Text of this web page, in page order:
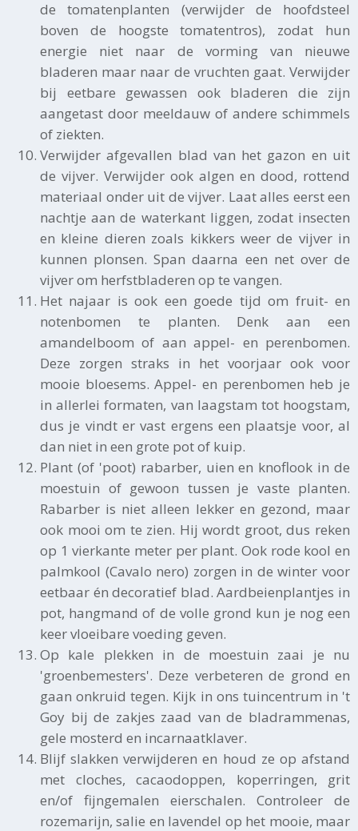
de tomatenplanten (verwijder de hoofdsteel
boven de hoogste tomatentros), zodat hun
energie niet naar de vorming van nieuwe
bladeren maar naar de vruchten gaat. Verwijder
bij eetbare gewassen ook bladeren die zijn
aangetast door meeldauw of andere schimmels
of ziekten.
Verwijder afgevallen blad van het gazon en uit
de vijver. Verwijder ook algen en dood, rottend
materiaal onder uit de vijver. Laat alles eerst een
nachtje aan de waterkant liggen, zodat insecten
en kleine dieren zoals kikkers weer de vijver in
kunnen plonsen. Span daarna een net over de
vijver om herfstbladeren op te vangen.
Het najaar is ook een goede tijd om fruit- en
notenbomen te planten. Denk aan een
amandelboom of aan appel- en perenbomen.
Deze zorgen straks in het voorjaar ook voor
mooie bloesems. Appel- en perenbomen heb je
in allerlei formaten, van laagstam tot hoogstam,
dus je vindt er vast ergens een plaatsje voor, al
dan niet in een grote pot of kuip.
Plant (of 'poot) rabarber, uien en knoflook in de
moestuin of gewoon tussen je vaste planten.
Rabarber is niet alleen lekker en gezond, maar
ook mooi om te zien. Hij wordt groot, dus reken
op 1 vierkante meter per plant. Ook rode kool en
palmkool (Cavalo nero) zorgen in de winter voor
eetbaar én decoratief blad. Aardbeienplantjes in
pot, hangmand of de volle grond kun je nog een
keer vloeibare voeding geven.
Op kale plekken in de moestuin zaai je nu
'groenbemesters'. Deze verbeteren de grond en
gaan onkruid tegen. Kijk in ons tuincentrum in 't
Goy bij de zakjes zaad van de bladrammenas,
gele mosterd en incarnaatklaver.
Blijf slakken verwijderen en houd ze op afstand
met cloches, cacaodoppen, koperringen, grit
en/of fijngemalen eierschalen. Controleer de
rozemarijn, salie en lavendel op het mooie, maar